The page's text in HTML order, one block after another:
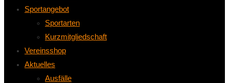
Sportangebot
Sportarten
Kurzmitgliedschaft
Vereinsshop
Aktuelles
Ausfälle